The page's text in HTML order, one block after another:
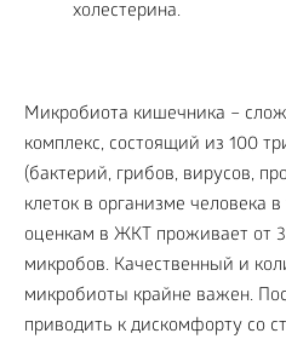
холестерина.
Микробиота кишечника –
комплекс, состоящий из 100
(бактерий, грибов, вирусов,
клеток в организме человека
оценкам в ЖКТ проживает от
микробов. Качественный и
микробиоты крайне важен.
приводить к дискомфорту со